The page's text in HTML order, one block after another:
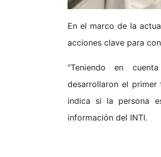
En el marco de la
acciones clave para
“Teniendo en
desarrollaron el
indica si la persona
información del INTI.